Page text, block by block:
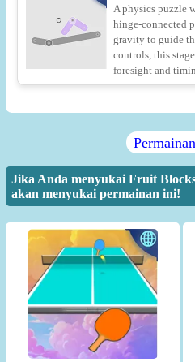
A physics puzzle
hinge-connected
gravity to guide
controls, this
foresight and
Jika Anda menyukai Fruit
akan menyukai permainan ini!